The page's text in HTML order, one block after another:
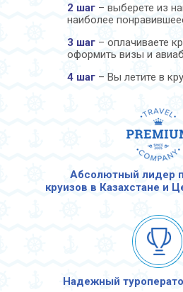
2 шаг – выберете из
наиболее
3 шаг – оплачиваете
оформить визы и
4 шаг – Вы летите в
Абсолютный лидер
круизов в Казахстане и
Надежный